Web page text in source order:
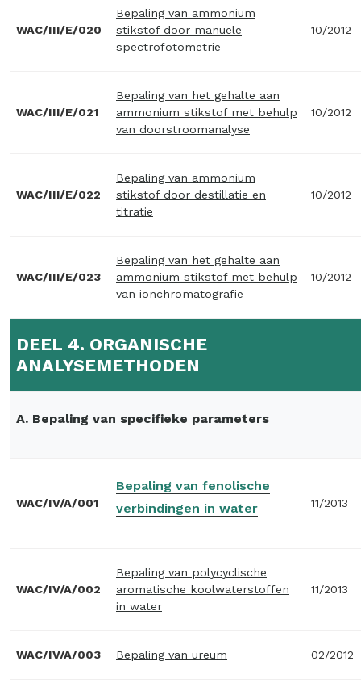
WAC/III/E/020
Bepaling van ammonium
stikstof door manuele
spectrofotometrie
10/2012
WAC/III/E/021
Bepaling van het gehalte aan
ammonium stikstof met behulp
van doorstroomanalyse
10/2012
WAC/III/E/022
Bepaling van ammonium
stikstof door destillatie en
titratie
10/2012
WAC/III/E/023
Bepaling van het gehalte aan
ammonium stikstof met behulp
van ionchromatografie
10/2012
DEEL 4. ORGANISCHE
ANALYSEMETHODEN
A. Bepaling van specifieke parameters
WAC/IV/A/001
Bepaling van fenolische
verbindingen in water
11/2013
WAC/IV/A/002
Bepaling van polycyclische
aromatische koolwaterstoffen
in water
11/2013
WAC/IV/A/003 Bepaling van ureum 02/2012